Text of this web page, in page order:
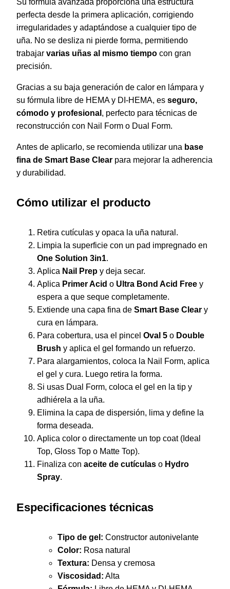
perfecta desde la primera aplicación, corrigiendo
irregularidades y adaptándose a cualquier tipo de
uña. No se desliza ni pierde forma, permitiendo
trabajar varias uñas al mismo tiempo con gran
precisión.
Gracias a su baja generación de calor en lámpara y
su fórmula libre de HEMA y DI-HEMA, es seguro,
cómodo y profesional , perfecto para técnicas de
reconstrucción con Nail Form o Dual Form.
Antes de aplicarlo, se recomienda utilizar una base
fina de Smart Base Clear para mejorar la adherencia
y durabilidad.
Cómo utilizar el producto
Retira cutículas y opaca la uña natural.
Limpia la superficie con un pad impregnado en
One Solution 3in1.
Aplica Nail Prep y deja secar.
Aplica Primer Acid o Ultra Bond Acid Free y
espera a que seque completamente.
Extiende una capa fina de Smart Base Clear y
cura en lámpara.
Para cobertura, usa el pincel Oval 5 o Double
Brush y aplica el gel formando un refuerzo.
Para alargamientos, coloca la Nail Form, aplica
el gel y cura. Luego retira la forma.
Si usas Dual Form, coloca el gel en la tip y
adhiérela a la uña.
Elimina la capa de dispersión, lima y define la
forma deseada.
Aplica color o directamente un top coat (Ideal
Top, Gloss Top o Matte Top).
Finaliza con aceite de cutículas o Hydro
Spray.
Especificaciones técnicas
Tipo de gel: Constructor autonivelante
Color: Rosa natural
Textura: Densa y cremosa
Viscosidad: Alta